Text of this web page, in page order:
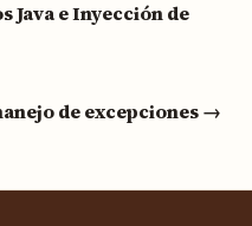
e Inyección de
de excepciones →